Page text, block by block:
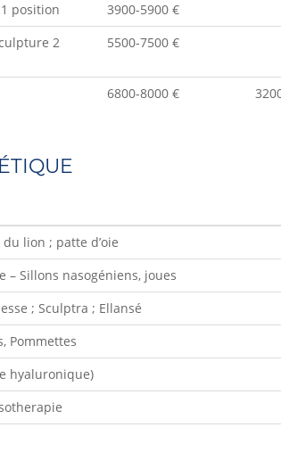
position
3900-5900 €
2
5500-7500 €
6800-8000 €
lion ; patte d’oie
Sillons nasogéniens, joues
; Sculptra ; Ellansé
Pommettes
hyaluronique)